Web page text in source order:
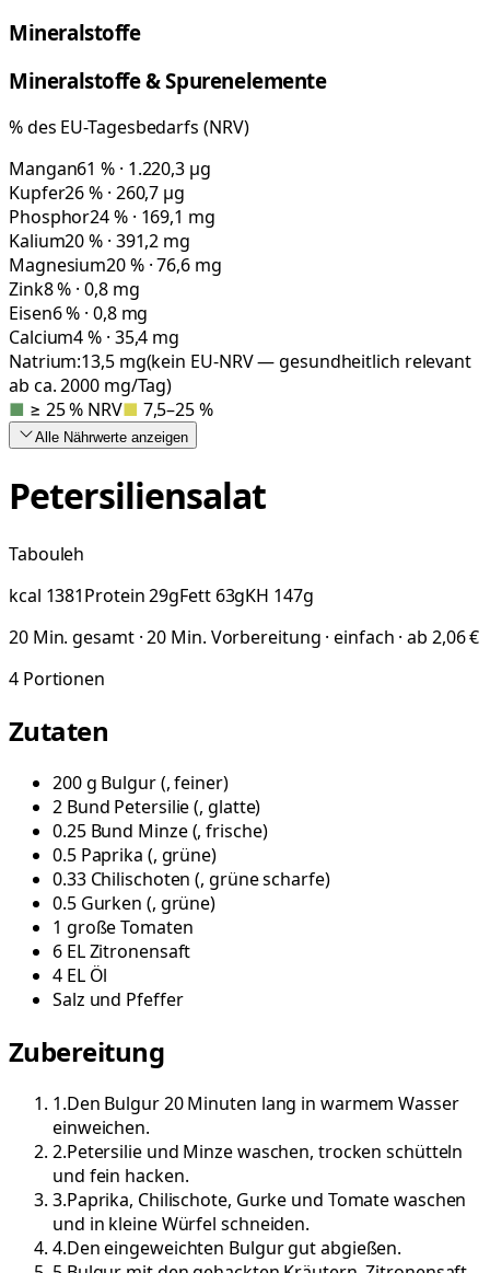
Mineralstoffe
Mineralstoffe & Spurenelemente
% des EU-Tagesbedarfs (NRV)
Mangan61 % · 1.220,3 µg
Kupfer26 % · 260,7 µg
Phosphor24 % · 169,1 mg
Kalium20 % · 391,2 mg
Magnesium20 % · 76,6 mg
Zink8 % · 0,8 mg
Eisen6 % · 0,8 mg
Calcium4 % · 35,4 mg
Natrium:13,5mg(kein EU-NRV — gesundheitlich relevant
ab ca. 2000 mg/Tag)
■ ≥ 25 % NRV■ 7,5–25 %
Alle Nährwerte anzeigen
Petersiliensalat
Tabouleh
kcal 1381Protein29gFett 63gKH 147g
20 Min. gesamt · 20 Min. Vorbereitung · einfach · ab 2,06 €
4 Portionen
Zutaten
200g Bulgur(, feiner)
2 Bund Petersilie(, glatte)
0.25 Bund Minze (, frische)
0.5 Paprika (, grüne)
0.33 Chilischoten (, grüne scharfe)
0.5 Gurken (, grüne)
1 großeTomaten
6 ELZitronensaft
4 EL Öl
Salz und Pfeffer
Zubereitung
1.Den Bulgur 20 Minuten lang in warmem Wasser
einweichen.
2.Petersilie und Minze waschen, trocken schütteln
und fein hacken.
3.Paprika, Chilischote, Gurke und Tomate waschen
und in kleine Würfel schneiden.
4.Den eingeweichten Bulgur gut abgießen.